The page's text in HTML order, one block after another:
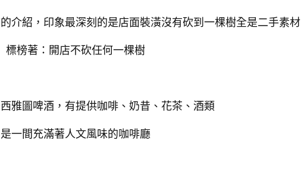
介紹，印象最深刻的是店面裝潢沒有砍到一棵樹全是二手素材
標榜著：開店不砍任何一棵樹
雅圖啤酒，有提供咖啡、奶昔、花茶、酒類
是一間充滿著人文風味的咖啡廳